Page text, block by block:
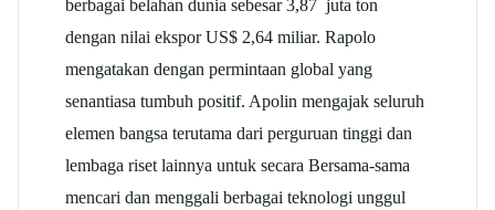
berbagai belahan dunia sebesar 3,87 juta ton
dengan nilai ekspor US$ 2,64 miliar. Rapolo
mengatakan dengan permintaan global yang
senantiasa tumbuh positif. Apolin mengajak seluruh
elemen bangsa terutama dari perguruan tinggi dan
lembaga riset lainnya untuk secara Bersama-sama
mencari dan menggali berbagai teknologi unggul